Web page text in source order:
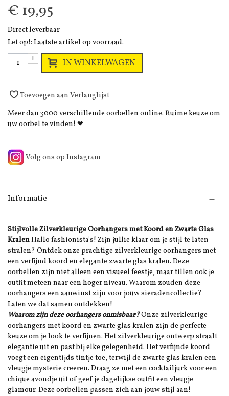
€ 19,95
Direct leverbaar
Let op!: Laatste artikel op voorraad.
-
+ IN WINKELWAGEN
Toevoegen aan Verlanglijst
Meer dan 3000 verschillende oorbellen online. Ruime keuze om
uw oorbel te vinden! ❤
Volg ons op Instagram
Informatie
Stijlvolle Zilverkleurige Oorhangers met Koord en Zwarte Glas
KralenHallo fashionista's! Zijn jullie klaar om je stijl te laten
stralen? Ontdek onze prachtige zilverkleurige oorhangers met
een verfijnd koord en elegante zwarte glas kralen. Deze
oorbellen zijn niet alleen een visueel feestje, maar tillen ook je
outfit meteen naar een hoger niveau. Waarom zouden deze
oorhangers een aanwinst zijn voor jouw sieradencollectie?
Laten we dat samen ontdekken!
Waarom zijn deze oorhangers onmisbaar?Onze zilverkleurige
oorhangers met koord en zwarte glas kralen zijn de perfecte
keuze om je look te verfijnen. Het zilverkleurige ontwerp straalt
elegantie uit en past bij elke gelegenheid. Het verfijnde koord
voegt een eigentijds tintje toe, terwijl de zwarte glas kralen een
vleugje mysterie creeren. Draag ze met een cocktailjurk voor een
chique avondje uit of geef je dagelijkse outfit een vleugje
glamour. Deze oorbellen passen zich aan jouw stijl aan!